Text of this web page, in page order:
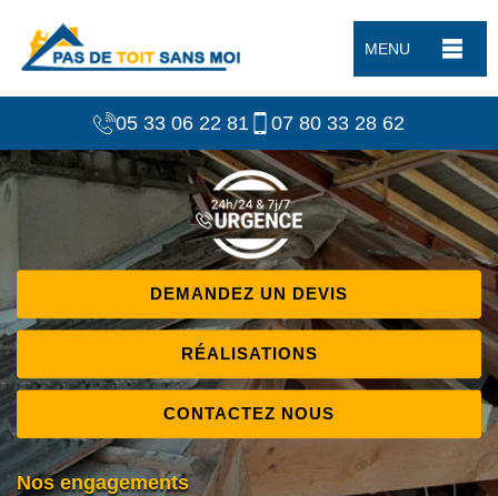
MENU
05 33 06 22 81 07 80 33 28 62
DEMANDEZ UN DEVIS
RÉALISATIONS
CONTACTEZ NOUS
Nos engagements